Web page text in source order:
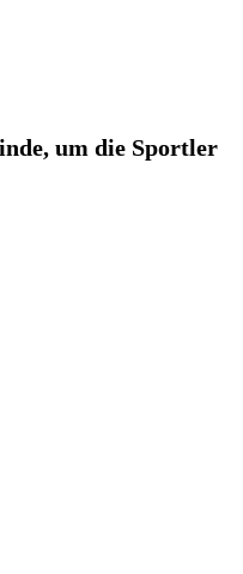
um die Sportler